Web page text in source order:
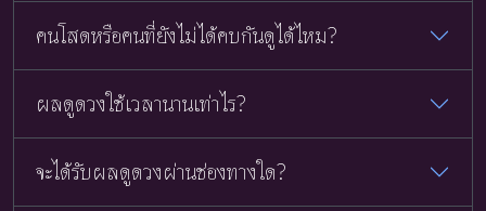
คนโสดหรือคนที่ยังไม่ได้คบกันดูได้ไหม?
ผลดูดวงใช้เวลานานเท่าไร?
จะได้รับผลดูดวงผ่านช่องทางใด?